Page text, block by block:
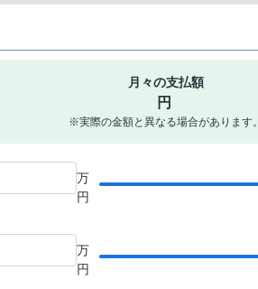
月々の支払額
円
※実際の金額と異なる場合があります。
万
円
万
円